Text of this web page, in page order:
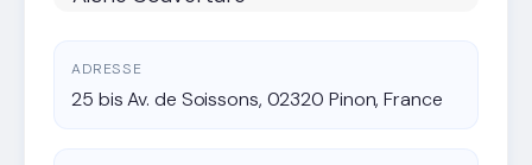
ADRESSE
25 bis Av. de Soissons, 02320 Pinon, France